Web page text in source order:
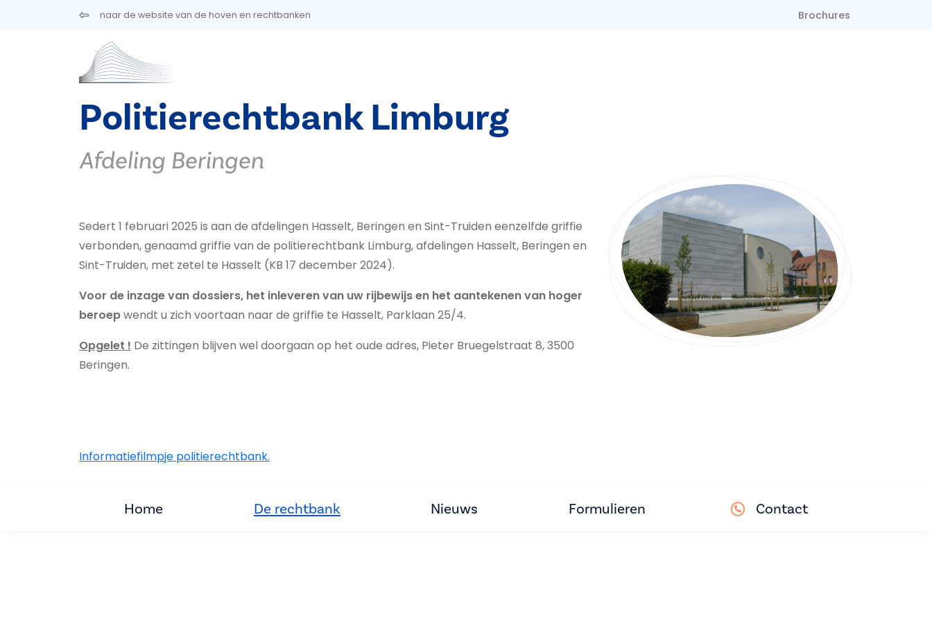
Overslaan en naar de inhoud gaannaar de website van de hoven en rechtbanken Brochures
Politierechtbank Limburg
Afdeling Beringen
Sedert 1 februari 2025 is aan de afdelingen Hasselt, Beringen en Sint-Truiden eenzelfde griffie
verbonden, genaamd griffie van de politierechtbank Limburg, afdelingen Hasselt, Beringen en
Sint-Truiden, met zetel te Hasselt (KB 17 december 2024).
Voor de inzage van dossiers, het inleveren van uw rijbewijs en het aantekenen van hoger
beroepwendt u zich voortaan naar de griffie te Hasselt, Parklaan 25/4.
Opgelet ! De zittingen blijven wel doorgaan op het oude adres, Pieter Bruegelstraat 8, 3500
Beringen.
Informatiefilmpje politierechtbank.
Home De rechtbank Nieuws Formulieren Contact